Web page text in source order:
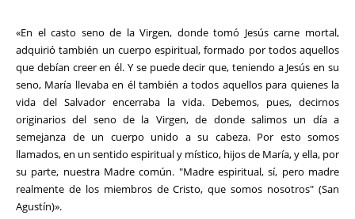
«En el casto seno de la Virgen, donde tomó Jesús carne mortal,
adquirió también un cuerpo espiritual, formado por todos aquellos
que debían creer en él. Y se puede decir que, teniendo a Jesús en su
seno, María llevaba en él también a todos aquellos para quienes la
vida del Salvador encerraba la vida. Debemos, pues, decirnos
originarios del seno de la Virgen, de donde salimos un día a
semejanza de un cuerpo unido a su cabeza. Por esto somos
llamados, en un sentido espiritual y místico, hijos de María, y ella, por
su parte, nuestra Madre común. "Madre espiritual, sí, pero madre
realmente de los miembros de Cristo, que somos nosotros" (San
Agustín)».